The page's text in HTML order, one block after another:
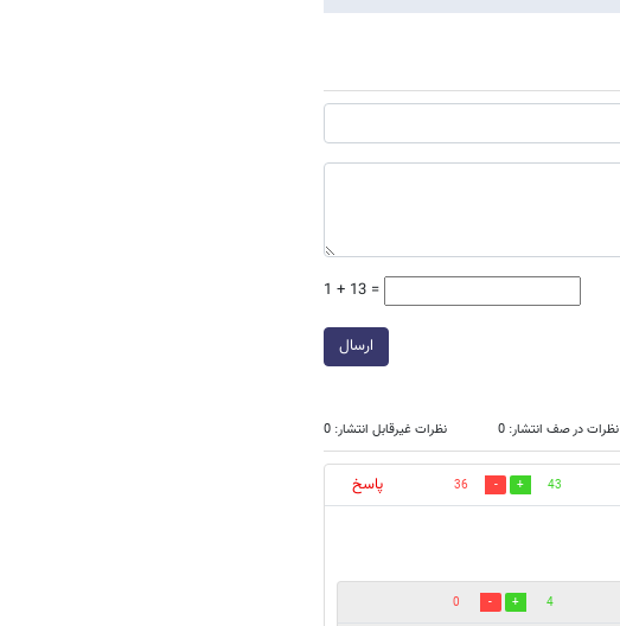
1 + 13 =
ارسال
نظرات در صف انتشار: 0 نظرات غیرقابل انتشار: 0
43
36
پاسخ
4
0